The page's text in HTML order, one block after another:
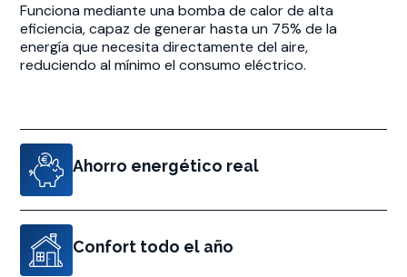
Funciona mediante una bomba de calor de alta
eficiencia, capaz de generar hasta un 75% de la
energía que necesita directamente del aire,
reduciendo al mínimo el consumo eléctrico.
Ahorro energético real
Confort todo el año